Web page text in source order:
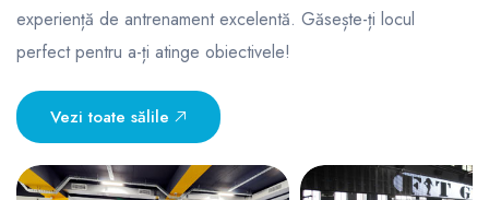
experiență de antrenament excelentă. Găsește-ți locul
perfect pentru a-ți atinge obiectivele!
Vezi toate sălile